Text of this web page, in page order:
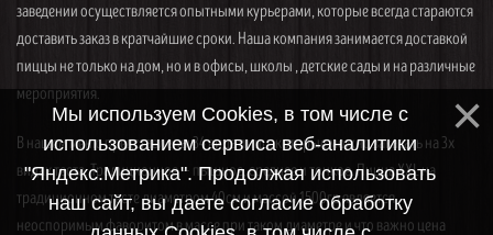
заведении осуществляется опытными курьерами, которые всегда стараются
доставить заказ в кратчайшие сроки. Наша компания занимается доставкой
пиццы не только на дом, но и в офисы, школы , детские сады и на различные
мероприятия.
В нашем меню представлены 34 вида пицц, которые можно заказать на 3х
видах теста. Традиционное — пышное, среднее и тонкое. Пицца XXL на
традиционном тесте диаметром 40см и массой 1500гр является
неоспоримым фаворитом в массе при таком диаметре и что важно цена
Мы используем Cookies, в том числе с
использованием сервиса веб-аналитики
"Яндекс.Метрика". Продолжая использовать
наш сайт, вы даете согласие обработку